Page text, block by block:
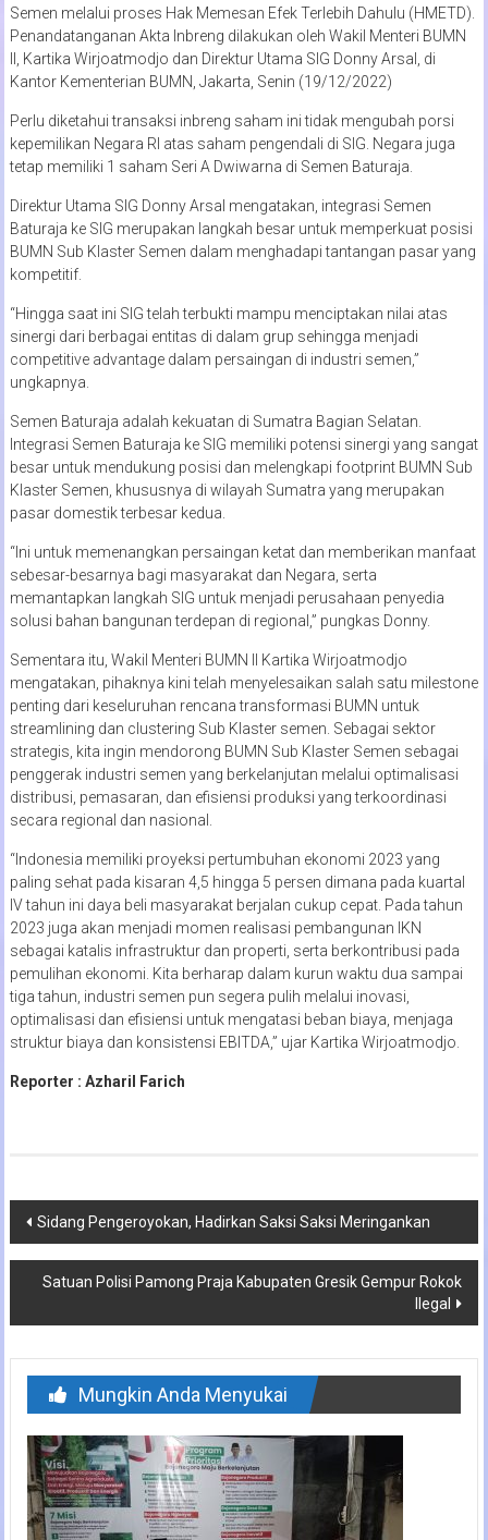
Semen melalui proses Hak Memesan Efek Terlebih Dahulu (HMETD).
Penandatanganan Akta Inbreng dilakukan oleh Wakil Menteri BUMN
II, Kartika Wirjoatmodjo dan Direktur Utama SIG Donny Arsal, di
Kantor Kementerian BUMN, Jakarta, Senin (19/12/2022)
Perlu diketahui transaksi inbreng saham ini tidak mengubah porsi
kepemilikan Negara RI atas saham pengendali di SIG. Negara juga
tetap memiliki 1 saham Seri A Dwiwarna di Semen Baturaja.
Direktur Utama SIG Donny Arsal mengatakan, integrasi Semen
Baturaja ke SIG merupakan langkah besar untuk memperkuat posisi
BUMN Sub Klaster Semen dalam menghadapi tantangan pasar yang
kompetitif.
“Hingga saat ini SIG telah terbukti mampu menciptakan nilai atas
sinergi dari berbagai entitas di dalam grup sehingga menjadi
competitive advantage dalam persaingan di industri semen,”
ungkapnya.
Semen Baturaja adalah kekuatan di Sumatra Bagian Selatan.
Integrasi Semen Baturaja ke SIG memiliki potensi sinergi yang sangat
besar untuk mendukung posisi dan melengkapi footprint BUMN Sub
Klaster Semen, khususnya di wilayah Sumatra yang merupakan
pasar domestik terbesar kedua.
“Ini untuk memenangkan persaingan ketat dan memberikan manfaat
sebesar-besarnya bagi masyarakat dan Negara, serta
memantapkan langkah SIG untuk menjadi perusahaan penyedia
solusi bahan bangunan terdepan di regional,” pungkas Donny.
Sementara itu, Wakil Menteri BUMN II Kartika Wirjoatmodjo
mengatakan, pihaknya kini telah menyelesaikan salah satu milestone
penting dari keseluruhan rencana transformasi BUMN untuk
streamlining dan clustering Sub Klaster semen. Sebagai sektor
strategis, kita ingin mendorong BUMN Sub Klaster Semen sebagai
penggerak industri semen yang berkelanjutan melalui optimalisasi
distribusi, pemasaran, dan efisiensi produksi yang terkoordinasi
secara regional dan nasional.
“Indonesia memiliki proyeksi pertumbuhan ekonomi 2023 yang
paling sehat pada kisaran 4,5 hingga 5 persen dimana pada kuartal
IV tahun ini daya beli masyarakat berjalan cukup cepat. Pada tahun
2023 juga akan menjadi momen realisasi pembangunan IKN
sebagai katalis infrastruktur dan properti, serta berkontribusi pada
pemulihan ekonomi. Kita berharap dalam kurun waktu dua sampai
tiga tahun, industri semen pun segera pulih melalui inovasi,
optimalisasi dan efisiensi untuk mengatasi beban biaya, menjaga
struktur biaya dan konsistensi EBITDA,” ujar Kartika Wirjoatmodjo.
Reporter : Azharil Farich
Navigasi
pos
Sidang Pengeroyokan, Hadirkan Saksi Saksi Meringankan
Satuan Polisi Pamong Praja Kabupaten Gresik Gempur Rokok
Ilegal
Mungkin Anda Menyukai